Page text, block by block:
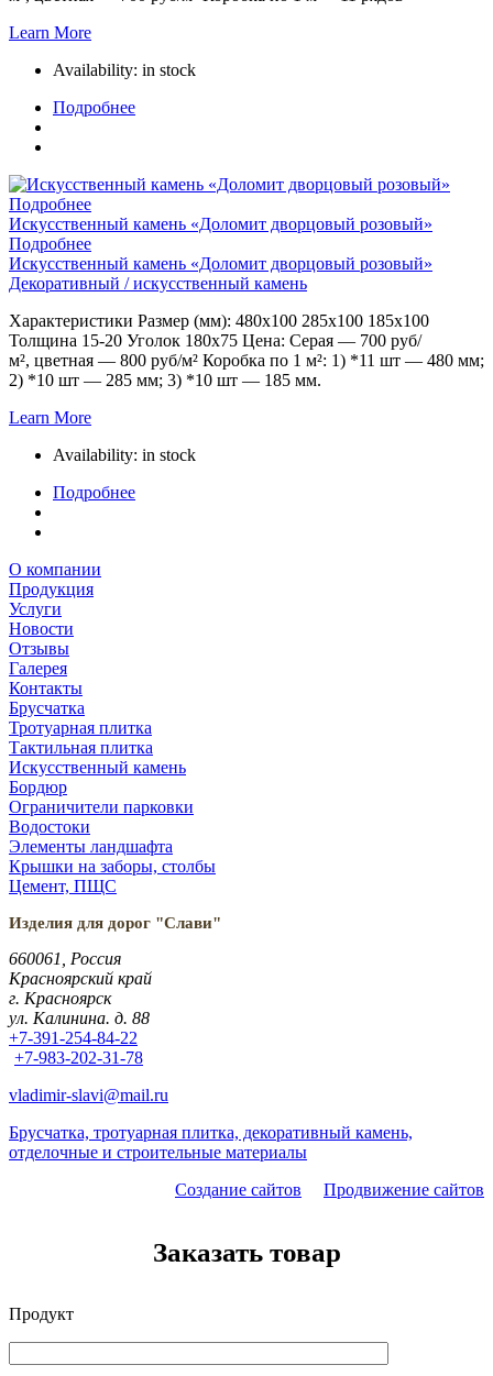
Learn More
Availability: in stock
Подробнее
Подробнее
Искусственный камень «Доломит дворцовый розовый»
Подробнее
Искусственный камень «Доломит дворцовый розовый»
Декоративный / искусственный камень
Характеристики Размер (мм): 480х100 285х100 185х100
Толщина 15-20 Уголок 180х75 Цена: Серая — 700 руб/
м², цветная — 800 руб/м² Коробка по 1 м²: 1) *11 шт — 480 мм;
2) *10 шт — 285 мм; 3) *10 шт — 185 мм.
Learn More
Availability: in stock
Подробнее
О компании
Продукция
Услуги
Новости
Отзывы
Галерея
Контакты
Брусчатка
Тротуарная плитка
Тактильная плитка
Искусственный камень
Бордюр
Ограничители парковки
Водостоки
Элементы ландшафта
Крышки на заборы, столбы
Цемент, ПЩС
Изделия для дорог "Слави"
660061, Россия
Красноярский край
г. Красноярск
ул. Калинина. д. 88
+7-391-254-84-22
+7-983-202-31-78
vladimir-slavi@mail.ru
Брусчатка, тротуарная плитка, декоративный камень,
отделочные и строительные материалы
Создание сайтов
Продвижение сайтов
Заказать товар
Продукт